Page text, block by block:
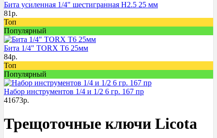
Бита усиленная 1/4" шестигранная H2.5 25 мм
81р.
Топ
Популярный
Бита 1/4" TORX T6 25мм
84р.
Топ
Популярный
Набор инструментов 1/4 и 1/2 6 гр. 167 пр
41673р.
Трещоточные ключи Licota